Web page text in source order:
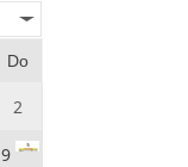
Do
2
9